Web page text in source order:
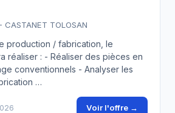
CASTANET TOLOSAN
production / fabrication, le
réaliser : - Réaliser des pièces en
conventionnels - Analyser les
…
Voir l'offre →